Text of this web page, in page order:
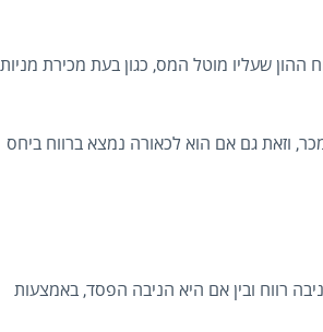
שעליו מוטל המס, כגון בעת מכירת
וזאת גם אם הוא לכאורה נמצא ברווח ביחס
רווח ובין אם היא הניבה הפסד, באמצעות